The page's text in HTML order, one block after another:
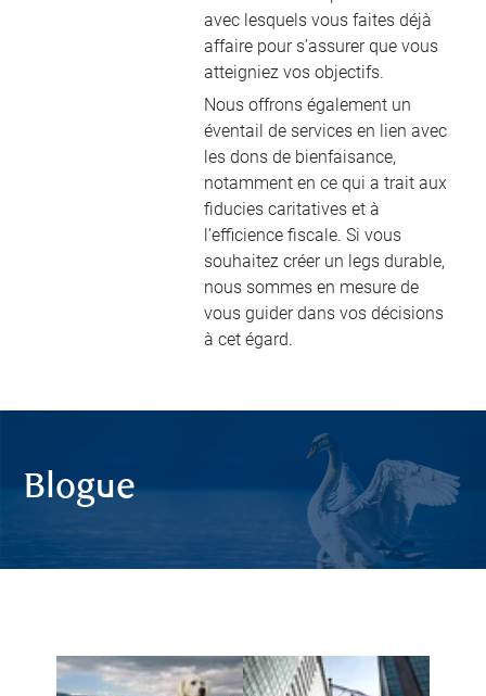
avec lesquels vous faites déjà
affaire pour s’assurer que vous
atteigniez vos objectifs.
Nous offrons également un
éventail de services en lien avec
les dons de bienfaisance,
notamment en ce qui a trait aux
fiducies caritatives et à
l’efficience fiscale. Si vous
souhaitez créer un legs durable,
nous sommes en mesure de
vous guider dans vos décisions
à cet égard.
Blogue